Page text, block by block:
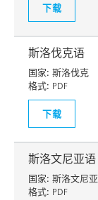
下载
斯洛伐克语
国家: 斯洛伐克
格式: PDF
下载
斯洛文尼亚语
国家: 斯洛文尼亚
格式: PDF